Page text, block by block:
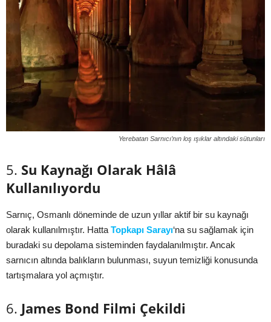
Yerebatan Sarnıcı’nın loş ışıklar altındaki sütunları
5. Su Kaynağı Olarak Hâlâ
Kullanılıyordu
Sarnıç, Osmanlı döneminde de uzun yıllar aktif bir su kaynağı
olarak kullanılmıştır. Hatta Topkapı Sarayı‘na su sağlamak için
buradaki su depolama sisteminden faydalanılmıştır. Ancak
sarnıcın altında balıkların bulunması, suyun temizliği konusunda
tartışmalara yol açmıştır.
6. James Bond Filmi Çekildi